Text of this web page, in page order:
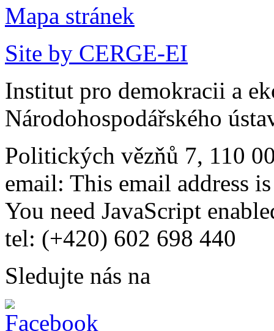
Mapa stránek
Site by CERGE-EI
Institut pro demokracii a
Národohospodářského
Politických vězňů 7, 110
email: This email address
You need JavaScript
tel: (+420) 602 698 440
Sledujte nás na